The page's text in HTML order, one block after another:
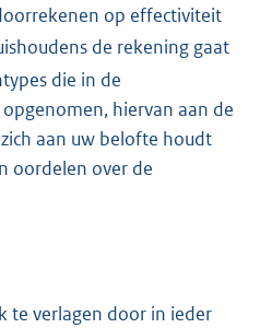
op effectiviteit
de rekening gaat
die in de
hiervan aan de
aan uw belofte houdt
oordelen over de
te verlagen door in ieder